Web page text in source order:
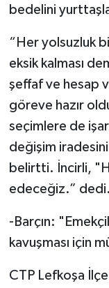
bedelini
“Her yolsuzluk
eksik kalması
şeffaf ve hesap
göreve hazır
seçimlere de
değişim
belirtti. İncirli,
edeceğiz.” dedi.
-Barçın:
kavuşması için
CTP Lefkoşa